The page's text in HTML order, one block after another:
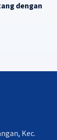
dengan
Kec.